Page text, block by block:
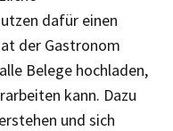
dafür einen
der Gas­tronom
Belege hochladen,
kann. Dazu
und sich